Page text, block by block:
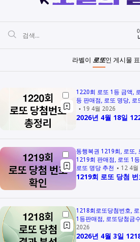
0
라벨이 로또인 게시물
1220회 로또 1등 금액
등 판매점 로또 명당 로
19 4월 2026
2026년 4월 18일
동행복권 1219회 로또
1219회 판매점 로또 1
로또 명당 추천
12 4
1219회 로또 당첨
1218회로또당첨번호
1등판매점 로또당첨금
2026
2026년 4월 3일